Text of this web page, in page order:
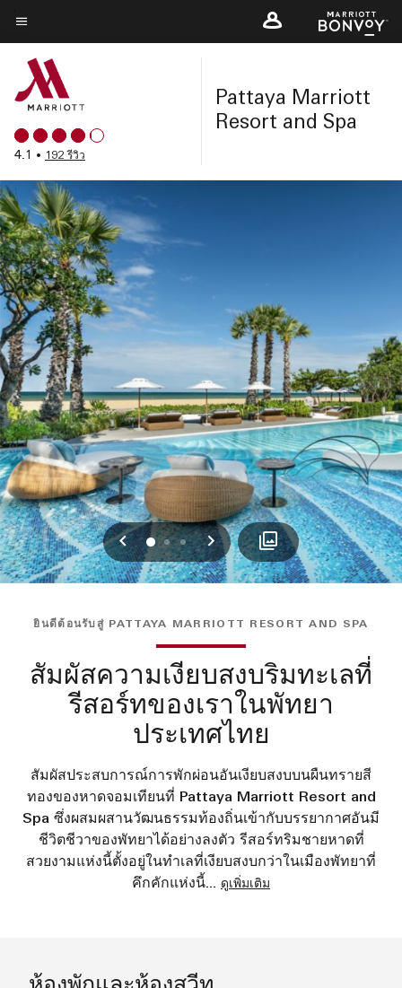
Skip
to
main
content
ข้อความเมนู
4.1 • 192 รีวิว
Pattaya Marriott
Resort and Spa
ก่อนหน้า
012 ถัดไป
ยินดีต้อนรับสู่ PATTAYA MARRIOTT RESORT AND SPA
สัมผัสความเงียบสงบริมทะเลที่
รีสอร์ทของเราในพัทยา
ประเทศไทย
สัมผัสประสบการณ์การพักผ่อนอันเงียบสงบบนผืนทรายสี
ทองของหาดจอมเทียนที่ Pattaya Marriott Resort and
Spa ซึ่งผสมผสานวัฒนธรรมท้องถิ่นเข้ากับบรรยากาศอันมี
ชีวิตชีวาของพัทยาได้อย่างลงตัว รีสอร์ทริมชายหาดที่
สวยงามแห่งนี้ตั้งอยู่ในทำเลที่เงียบสงบกว่าในเมืองพัทยาที่
คึกคักแห่งนี้... ดูเพิ่มเติม